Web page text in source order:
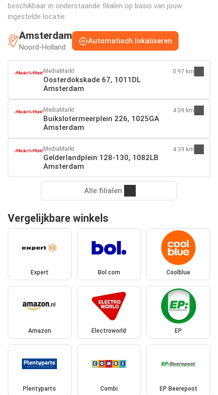
beschikbaar in onderstaande filialen op basis van jouw
ingestelde locatie:
Amsterdam
Noord-Holland
Automatisch lokaliseren
MediaMarkt
Oosterdokskade 67, 1011DL
Amsterdam
0.97 km
MediaMarkt
Buikslotermeerplein 226, 1025GA
Amsterdam
4.09 km
MediaMarkt
Gelderlandplein 128-130, 1082LB
Amsterdam
4.39 km
Alle filialen
Vergelijkbare winkels
Expert Bol.com Coolblue
Amazon Electroworld EP
Plentyparts Combi EP Beerepoot